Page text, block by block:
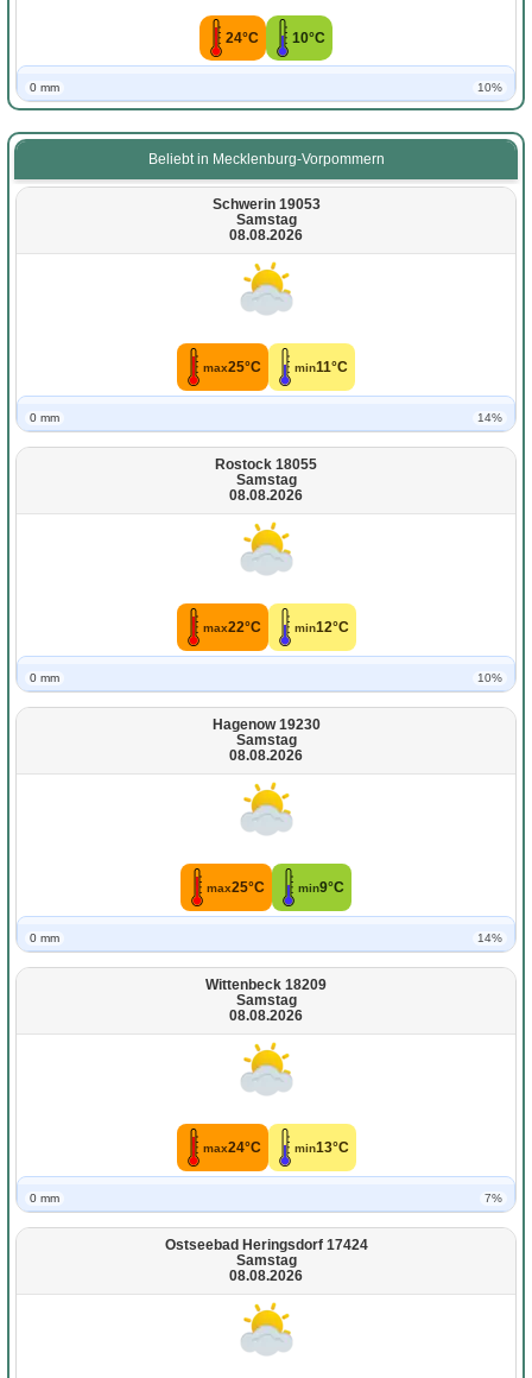
24°C 10°C
0 mm 10%
Beliebt in Mecklenburg-Vorpommern
Schwerin 19053
Samstag
08.08.2026
max25°C min11°C
0 mm 14%
Rostock 18055
Samstag
08.08.2026
max22°C min12°C
0 mm 10%
Hagenow 19230
Samstag
08.08.2026
max25°C min9°C
0 mm 14%
Wittenbeck 18209
Samstag
08.08.2026
max24°C min13°C
0 mm 7%
Ostseebad Heringsdorf 17424
Samstag
08.08.2026